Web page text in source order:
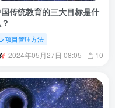
传统教育的三大目标是什
项目管理方法
2024年05月27日 08:05 10